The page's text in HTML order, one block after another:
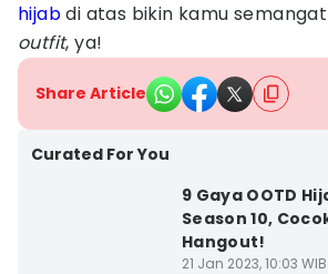
hijabdi atas bikin kamu semangat
outfit, ya!
Share Article
Curated For You
9 Gaya OOTD
Season 10,
Hangout!
21 Jan 2023, 10:03 WIB